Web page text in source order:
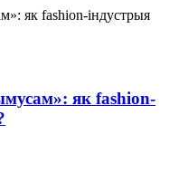
як fashion-